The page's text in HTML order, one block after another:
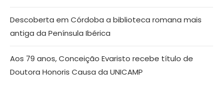
Descoberta em Córdoba a biblioteca romana mais
antiga da Península Ibérica
Aos 79 anos, Conceição Evaristo recebe título de
Doutora Honoris Causa da UNICAMP